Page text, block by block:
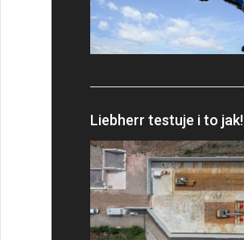
Liebherr testuje i to jak!